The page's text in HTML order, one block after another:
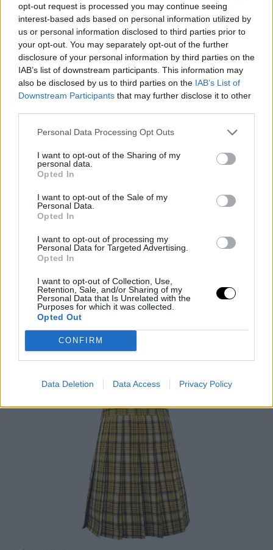
opt-out request is processed you may continue seeing
interest-based ads based on personal information utilized by
us or personal information disclosed to third parties prior to
your opt-out. You may separately opt-out of the further
disclosure of your personal information by third parties on the
IAB’s list of downstream participants. This information may
also be disclosed by us to third parties on the IAB’s List of
Downstream Participants that may further disclose it to other
Personal Data Processing Opt Outs
I want to opt-out of the Sharing of my
personal data.
Opted In
I want to opt-out of the Sale of my
Personal Data.
Opted In
I want to opt-out of processing my
Personal Data for Targeted Advertising.
Opted In
I want to opt-out of Collection, Use,
Retention, Sale, and/or Sharing of my
Personal Data that Is Unrelated with the
Purposes for which it was collected.
Opted Out
CONFIRM
Data Deletion Data Access Privacy Policy
Συνήθως αυτό που συμβαίνει με τα Trends που ξεπηδούν από
το Διαδίκτυο είναι ότι τα ρούχα φαίνονται πιο ωραία στις
φωτογραφίες από ό,τι στην πραγματικότητα. Αυτό ωστόσο δεν